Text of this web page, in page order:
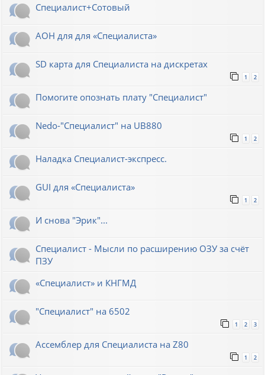
Специалист+Сотовый
АОН для для «Специалиста»
SD карта для Cпециалиста на дискретах
1 2
Помогите опознать плату "Специалист"
Nedo-"Специалист" на UB880
1 2
Наладка Специалист-экспресс.
GUI для «Специалиста»
1 2
И снова "Эрик"...
Специалист - Мысли по расширению ОЗУ за счёт
ПЗУ
«Специалист» и КНГМД
"Специалист" на 6502
1 2 3
Ассемблер для Специалиста на Z80
1 2